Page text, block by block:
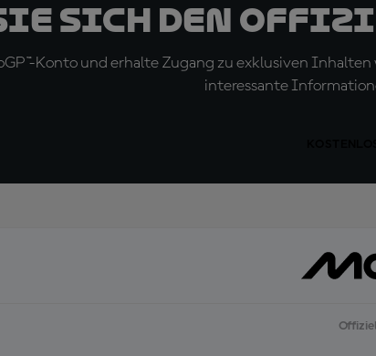
sich den
Konto und erhalte Zugang zu exklusiven
interessante